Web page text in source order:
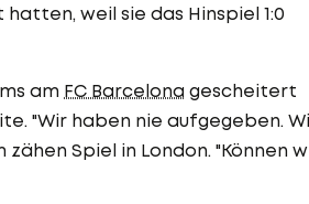
weil sie das Hinspiel 1:0
am FC Barcelona gescheitert
"Wir haben nie aufgegeben.
Spiel in London. "Können